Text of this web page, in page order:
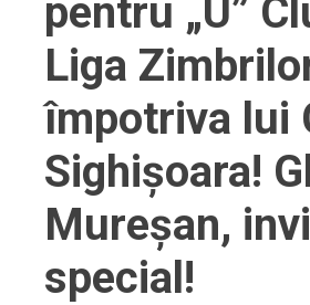
pentru „U”
Liga
împotriva lui
Sighișoara!
Mureșan,
special!